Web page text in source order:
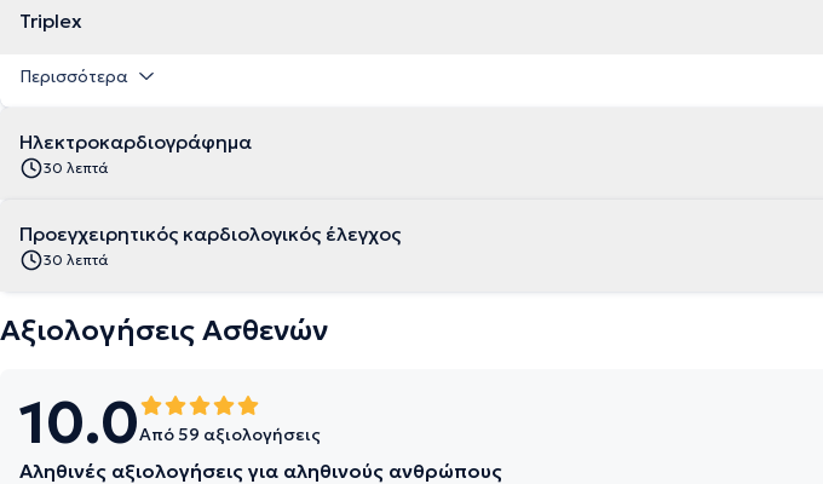
Triplex
Περισσότερα
Ηλεκτροκαρδιογράφημα
30 λεπτά
Προεγχειρητικός καρδιολογικός έλεγχος
30 λεπτά
Αξιολογήσεις Ασθενών
10.0Από 59 αξιολογήσεις
Αληθινές αξιολογήσεις για αληθινούς ανθρώπους